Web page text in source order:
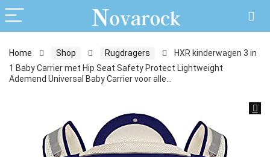
Home Shop Rugdragers
HXR kinderwagen 3 in
1 Baby Carrier met Hip Seat Safety Protect Lightweight
Ademend Universal Baby Carrier voor alle…